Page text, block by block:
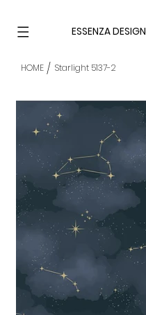
ESSENZA DESIGN
HOME / Starlight 5137-2